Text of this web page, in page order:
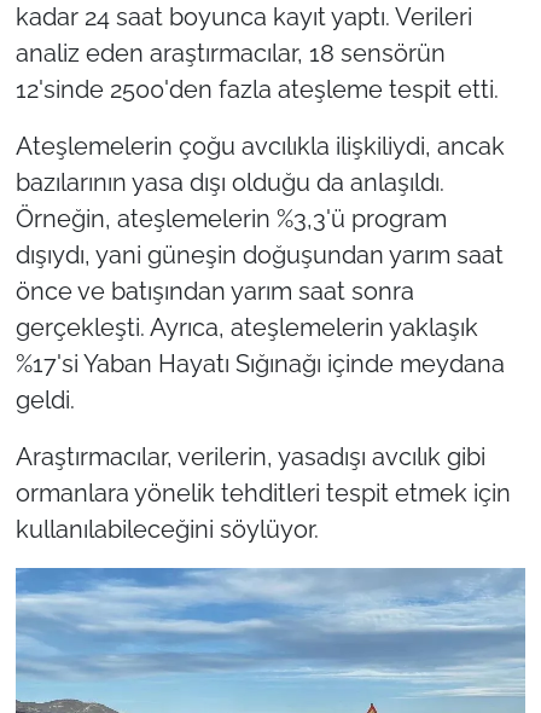
kadar 24 saat boyunca kayıt yaptı. Verileri
analiz eden araştırmacılar, 18 sensörün
12'sinde 2500'den fazla ateşleme tespit etti.
Ateşlemelerin çoğu avcılıkla ilişkiliydi, ancak
bazılarının yasa dışı olduğu da anlaşıldı.
Örneğin, ateşlemelerin %3,3'ü program
dışıydı, yani güneşin doğuşundan yarım saat
önce ve batışından yarım saat sonra
gerçekleşti. Ayrıca, ateşlemelerin yaklaşık
%17'si Yaban Hayatı Sığınağı içinde meydana
geldi.
Araştırmacılar, verilerin, yasadışı avcılık gibi
ormanlara yönelik tehditleri tespit etmek için
kullanılabileceğini söylüyor.